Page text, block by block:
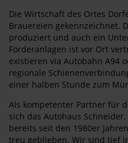
Die Wirtschaft des Ortes
Brauereien gekennzeichnet.
produziert und auch ein
Förderanlagen ist vor Ort
existieren via Autobahn A94
regionale
einer halben Stunde zum
Als kompetenter Partner für
sich das Autohaus
bereits seit den 1980er
treu geblieben. Wir sind tief